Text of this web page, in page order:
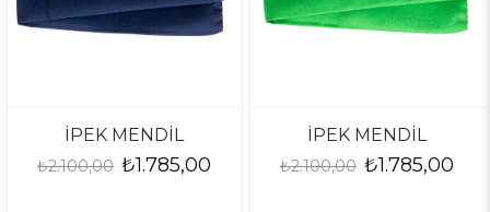
İPEK MENDİL
₺1.785,00
₺2.100,00
İPEK
₺2.100,00